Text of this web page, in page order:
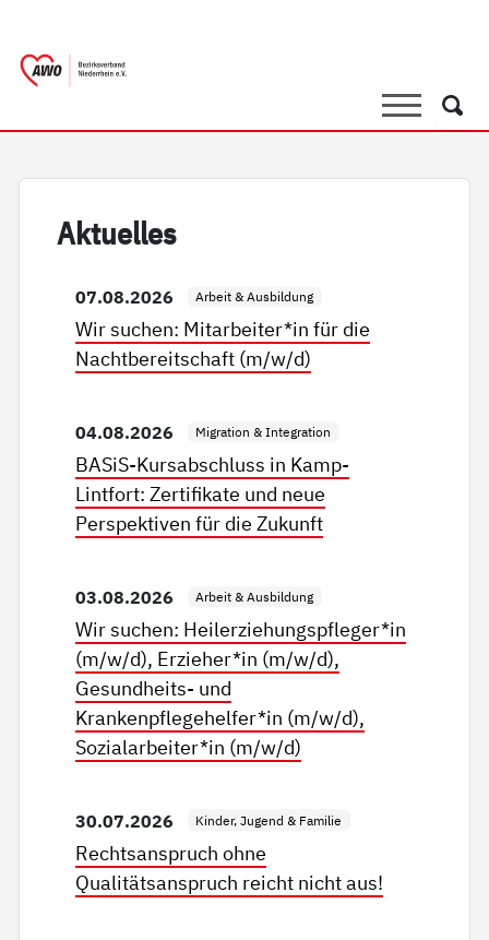
SucheSuche
Ak­tu­el­les
07.08.2026 Arbeit & Ausbildung
Wir suchen: Mitarbeiter*in für die
Nachtbereitschaft (m/w/d)
04.08.2026 Migration & Integration
BASiS-Kursabschluss in Kamp-
Lintfort: Zertifikate und neue
Perspektiven für die Zukunft
03.08.2026 Arbeit & Ausbildung
Wir suchen: Heilerziehungspfleger*in
(m/w/d), Erzieher*in (m/w/d),
Gesundheits- und
Krankenpflegehelfer*in (m/w/d),
Sozialarbeiter*in (m/w/d)
30.07.2026 Kinder, Jugend & Familie
Rechtsanspruch ohne
Qualitätsanspruch reicht nicht aus!